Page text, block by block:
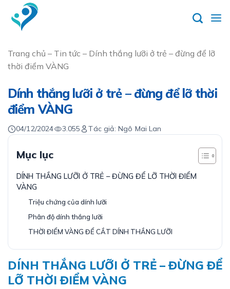
content
Trang chủ – Tin tức – Dính thắng lưỡi ở trẻ – đừng để lỡ
thời điểm VÀNG
Dính thắng lưỡi ở trẻ – đừng để lỡ thời
điểm VÀNG
Tác giả: Ngô Mai Lan
04/12/2024 3.055
Mục lục
DÍNH THẮNG LƯỠI Ở TRẺ – ĐỪNG ĐỂ LỠ THỜI ĐIỂM
VÀNG
Triệu chứng của dính lưỡi
Phân độ dính thắng lưỡi
THỜI ĐIỂM VÀNG ĐỂ CẮT DÍNH THẮNG LƯỠI
DÍNH THẮNG LƯỠI Ở TRẺ – ĐỪNG ĐỂ
LỠ THỜI ĐIỂM VÀNG